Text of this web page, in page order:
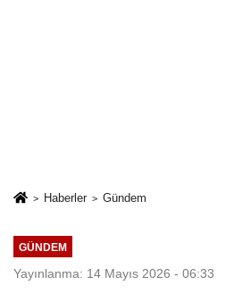
Haberler Gündem
GÜNDEM
Yayınlanma: 14 Mayıs 2026 - 06:33